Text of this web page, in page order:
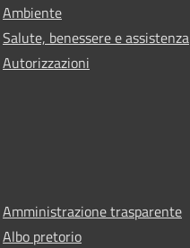
Ambiente
Salute, benessere e assistenza
Autorizzazioni
Amministrazione trasparente
Albo pretorio